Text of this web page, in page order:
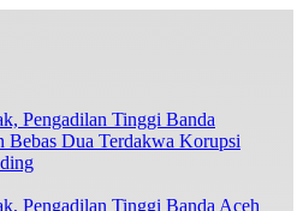
Pengadilan Tinggi Banda Aceh